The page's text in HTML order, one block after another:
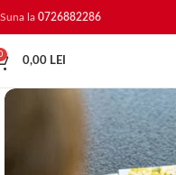
Suna la 0726882286
0,00 LEI